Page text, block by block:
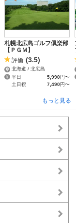
札幌北広島ゴルフ倶楽部
【ＰＧＭ】
評価 (3.5)
北海道 / 北広島
平日
5,990円〜
土日祝
7,490円〜
もっと見る